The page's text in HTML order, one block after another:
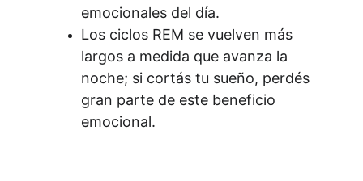
emocionales del día.
Los ciclos REM se vuelven más
largos a medida que avanza la
noche; si cortás tu sueño, perdés
gran parte de este beneficio
emocional.